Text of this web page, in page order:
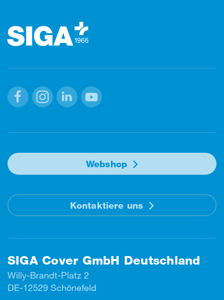
Webshop
Kontaktiere uns
SIGA Cover GmbH Deutschland
Willy-Brandt-Platz 2
DE-12529 Schönefeld